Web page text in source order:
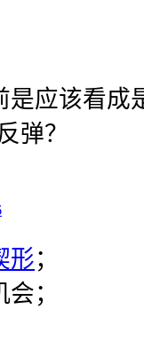
是应该看成
弹？
形；
；